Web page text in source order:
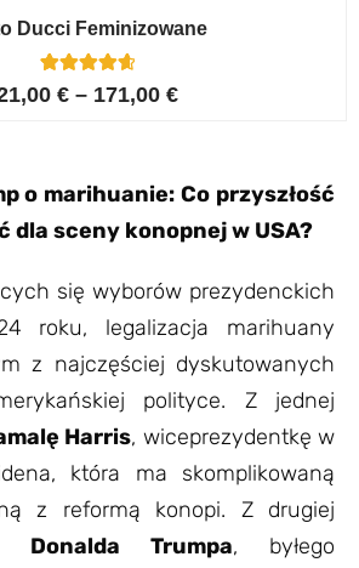
Ducci Feminizowane
Oceniony
4.75
4 € – 171,00 €
o marihuanie: Co przyszłość
dla sceny konopnej w USA?
się wyborów prezydenckich
roku, legalizacja marihuany
z najczęściej dyskutowanych
polityce. Z jednej
Harris, wiceprezydentkę w
która ma skomplikowaną
z reformą konopi. Z drugiej
Donalda Trumpa, byłego